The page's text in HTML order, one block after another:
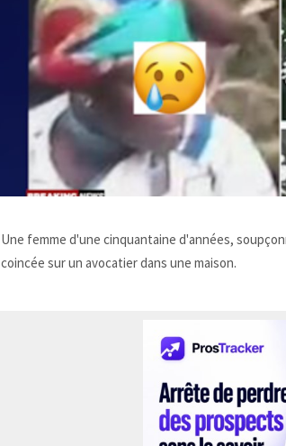
Une femme d'une cinquantaine d'années,
coincée sur un avocatier dans une maison.